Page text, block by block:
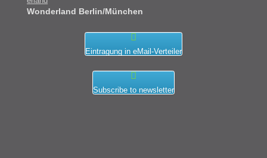
Wonderland Berlin/München
Eintragung in eMail-Verteiler
Subscribe to newsletter